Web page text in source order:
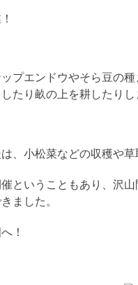
プエンドウやそら豆の
たり畝の上を耕したりし
、小松菜などの収穫や草
ということもあり、沢
ました。
！